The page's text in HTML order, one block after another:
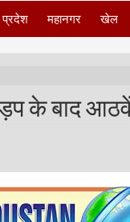
प्रदेश महानगर खेल
के बाद आठवें